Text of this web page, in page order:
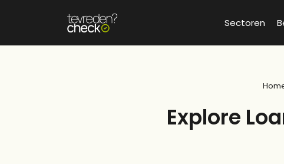
Sectoren
Explore